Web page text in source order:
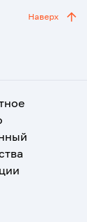
Наверх